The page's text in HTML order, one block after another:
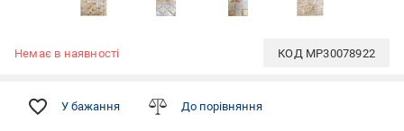
Немає в наявності КОД MP30078922
У бажання До порівняння